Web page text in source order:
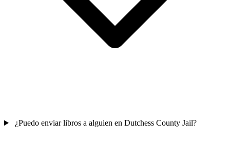
¿Puedo enviar libros a alguien en Dutchess County Jail?